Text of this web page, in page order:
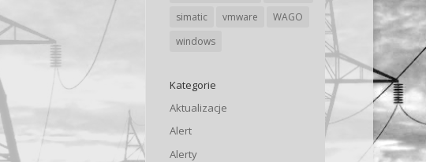
simatic
vmware
WAGO
windows
Kategorie
Aktualizacje
Alert
Alerty